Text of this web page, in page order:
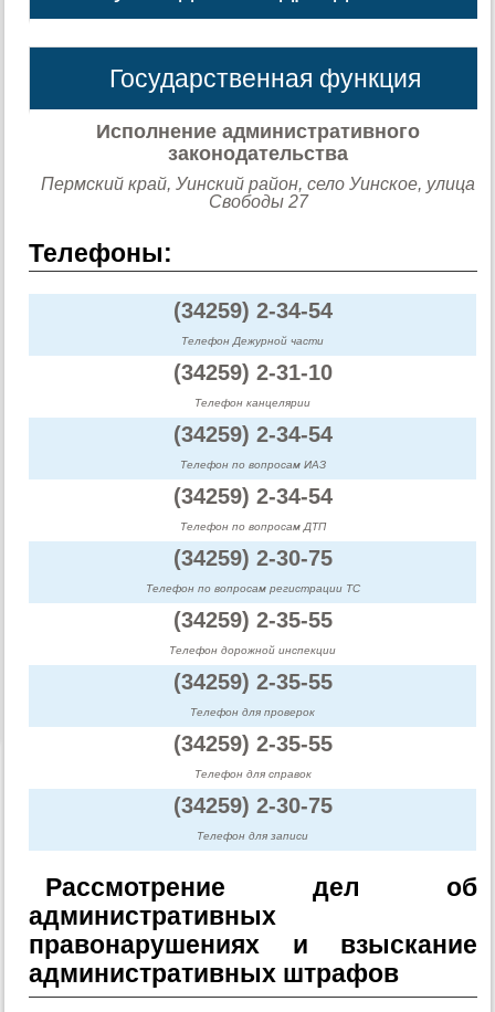
Государственная функция
Исполнение административного
законодательства
Пермский край, Уинский район, село Уинское, улица
Свободы 27
Телефоны:
(34259) 2-34-54
Телефон Дежурной части
(34259) 2-31-10
Телефон канцелярии
(34259) 2-34-54
Телефон по вопросам ИАЗ
(34259) 2-34-54
Телефон по вопросам ДТП
(34259) 2-30-75
Телефон по вопросам регистрации ТС
(34259) 2-35-55
Телефон дорожной инспекции
(34259) 2-35-55
Телефон для проверок
(34259) 2-35-55
Телефон для справок
(34259) 2-30-75
Телефон для записи
Рассмотрение дел об
административных
правонарушениях и взыскание
административных штрафов